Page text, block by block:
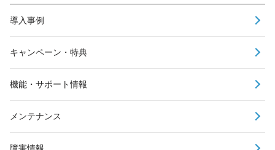
導入事例
キャンペーン・特典
機能・サポート情報
メンテナンス
障害情報